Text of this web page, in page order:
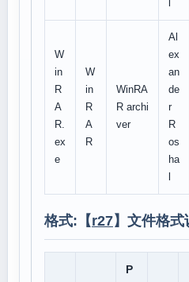
W
in
R
A
R.
ex
e
W
in
R
A
R
WinRA
R archi
ver
Al
ex
an
de
r
R
os
ha
格式:【r27】文件格式
P